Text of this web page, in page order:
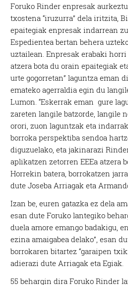
Foruko Rinder enpresak
txostena “iruzurra” dela iritzita,
epaitegiak enpresak indarrean
Espedientea bertan behera
uztailean. Enpresak erabaki
atzera bota du orain epaitegiak
urte gogorretan” laguntza eman
emateko agerraldia egin du
Lumon. “Eskerrak eman gure
zareten langile batzorde, langile
orori, zuon laguntzak eta
borroka perspektiba sendoa
diguzuelako, eta jakinarazi
aplikatzen zetorren EEEa atzera
Horrekin batera, borrokatzen
dute Joseba Arriagak eta
Izan be, euren gatazka ez dela
esan dute Foruko lantegiko
duela amore emango badakigu,
ezina amaigabea delako”, esan
borrokaren bitartez “garaipen
adierazi dute Arriagak eta Egiak.
55 behargin dira Foruko Rinder